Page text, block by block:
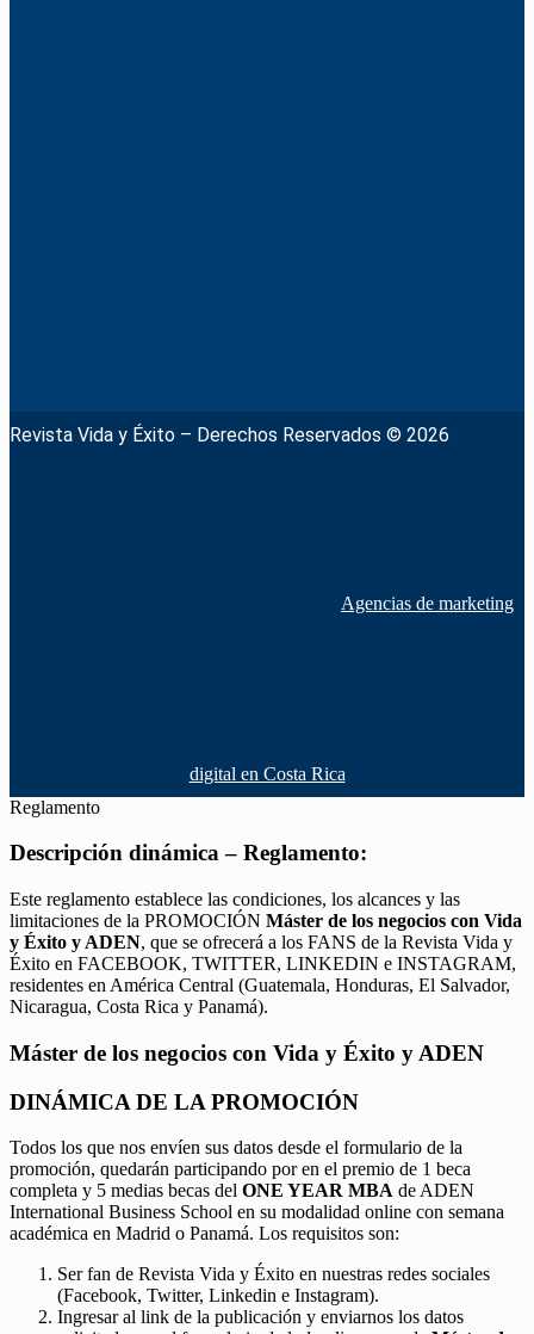
Revista Vida y Éxito – Derechos Reservados © 2026
Agencias de marketing
digital en Costa Rica
Reglamento
Descripción dinámica – Reglamento:
Este reglamento establece las condiciones, los alcances y las
limitaciones de la PROMOCIÓN Máster de los negocios con Vida
y Éxito y ADEN, que se ofrecerá a los FANS de la Revista Vida y
Éxito en FACEBOOK, TWITTER, LINKEDIN e INSTAGRAM,
residentes en América Central (Guatemala, Honduras, El Salvador,
Nicaragua, Costa Rica y Panamá).
Máster de los negocios con Vida y Éxito y ADEN
DINÁMICA DE LA PROMOCIÓN
Todos los que nos envíen sus datos desde el formulario de la
promoción, quedarán participando por en el premio de 1 beca
completa y 5 medias becas del ONE YEAR MBA de ADEN
International Business School en su modalidad online con semana
académica en Madrid o Panamá. Los requisitos son:
Ser fan de Revista Vida y Éxito en nuestras redes sociales
(Facebook, Twitter, Linkedin e Instagram).
Ingresar al link de la publicación y enviarnos los datos